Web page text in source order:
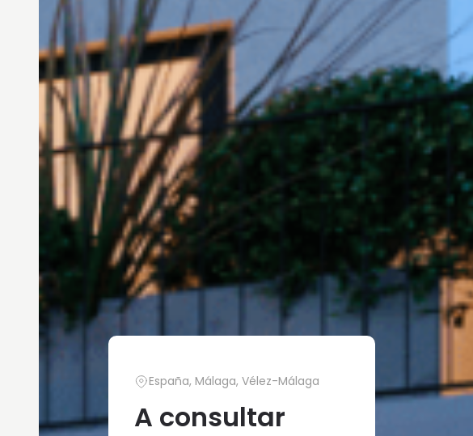
España, Málaga, Vélez-Málaga
A consultar